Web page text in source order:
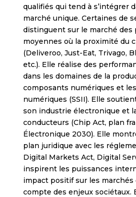
qualifiés qui tend à s’intégrer
marché unique. Certaines de
distinguent sur le marché des
moyennes où la proximité du
(Deliveroo, Just-Eat, Trivago,
etc.). Elle réalise des
dans les domaines de la
composants numériques et
numériques (SSII). Elle
son industrie électronique et
conducteurs (Chip Act, plan
Électronique 2030). Elle
plan juridique avec les
Digital Markets Act, Digital
inspirent les puissances
impact positif sur les marchés
compte des enjeux sociétaux.